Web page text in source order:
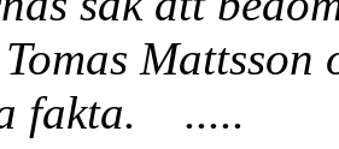
fakta. .....